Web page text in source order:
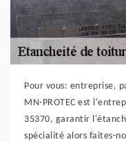
Pour vous: entreprise,
MN-PROTEC est
35370, garantir
spécialité alors faites-